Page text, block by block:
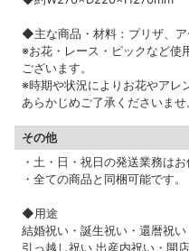
◆主な商品・材料：プリザ、
※お花・レース・ピックなど使
ございます。
※時期や状況によりお花やアレ
あらかじめご了承くださいま
その他
・土・日・祝日の発送業務はお
・全ての商品と同梱可能です。
◆用途
結婚祝い・誕生祝い・還暦祝
引っ越し祝い 出産内祝い・開